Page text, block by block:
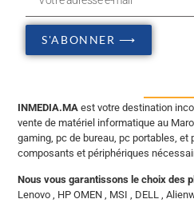
S'ABONNER ⟶
INMEDIA.MA est votre destination
vente de matériel informatique au
gaming, pc de bureau, pc portables, et
composants et périphériques
Nous vous garantissons le choix des
Lenovo , HP OMEN , MSI , DELL ,